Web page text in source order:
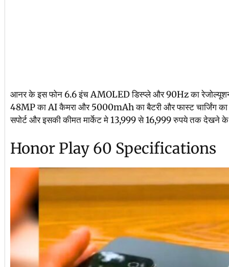
आनर के इस फोन 6.6 इंच AMOLED डिस्प्ले और 90Hz का रेजोल्यूशन
48MP का AI कैमरा और 5000mAh का बैटरी और फास्ट चार्जिंग का
सपोर्ट और इसकी कीमत मार्केट मे 13,999 से 16,999 रुपये तक देखने के
Honor Play 60 Specifications